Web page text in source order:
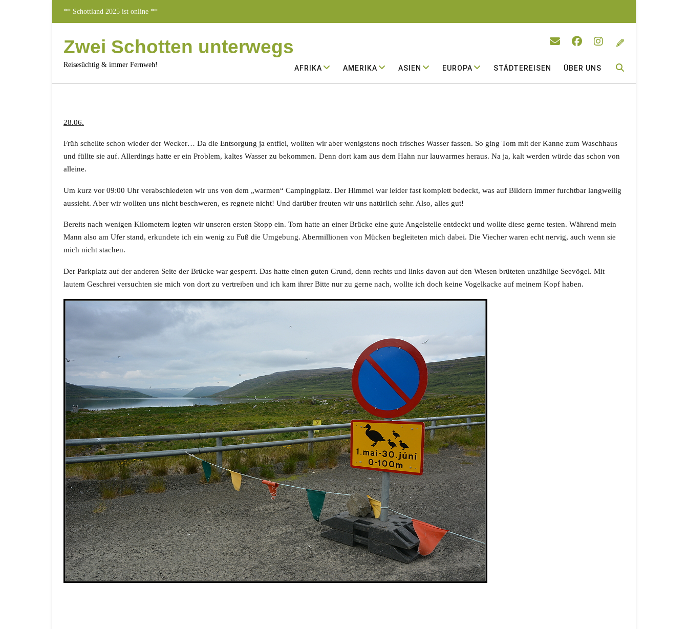
** Schottland 2025 ist online **
Zwei Schotten unterwegs
Reisesüchtig & immer Fernweh! AFRIKA AMERIKA ASIEN EUROPA STÄDTEREISEN ÜBER UNS
28.06.
Früh schellte schon wieder der Wecker… Da die Entsorgung ja entfiel, wollten wir aber wenigstens noch frisches Wasser fassen. So ging Tom mit der Kanne zum Waschhaus
und füllte sie auf. Allerdings hatte er ein Problem, kaltes Wasser zu bekommen. Denn dort kam aus dem Hahn nur lauwarmes heraus. Na ja, kalt werden würde das schon von
alleine.
Um kurz vor 09:00 Uhr verabschiedeten wir uns von dem „warmen“ Campingplatz. Der Himmel war leider fast komplett bedeckt, was auf Bildern immer furchtbar langweilig
aussieht. Aber wir wollten uns nicht beschweren, es regnete nicht! Und darüber freuten wir uns natürlich sehr. Also, alles gut!
Bereits nach wenigen Kilometern legten wir unseren ersten Stopp ein. Tom hatte an einer Brücke eine gute Angelstelle entdeckt und wollte diese gerne testen. Während mein
Mann also am Ufer stand, erkundete ich ein wenig zu Fuß die Umgebung. Abermillionen von Mücken begleiteten mich dabei. Die Viecher waren echt nervig, auch wenn sie
mich nicht stachen.
Der Parkplatz auf der anderen Seite der Brücke war gesperrt. Das hatte einen guten Grund, denn rechts und links davon auf den Wiesen brüteten unzählige Seevögel. Mit
lautem Geschrei versuchten sie mich von dort zu vertreiben und ich kam ihrer Bitte nur zu gerne nach, wollte ich doch keine Vogelkacke auf meinem Kopf haben.